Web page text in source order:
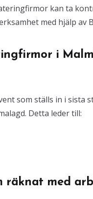
kan ta
med hjälp av
i
som ställs in i sista
Detta leder till:
räknat med